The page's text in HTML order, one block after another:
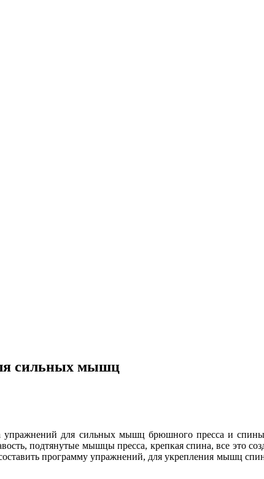
сильных мышц
упражнений для сильных мышц брюшного пресса и спины
подтянутые мышцы пресса, крепкая спина, все это
программу упражнений, для укрепления мышц